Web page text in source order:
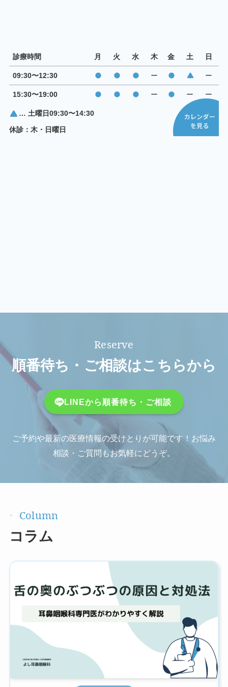
診療時間 月 火 水 木 金 土 日
09:30〜12:30 ー ー
15:30〜19:00 ー ー ー
… 土曜日09:30〜14:30
休診：木・日曜日
順番待ち・ご相談はこちらから
LINEから順番待ち・ご相談
ご予約や最新の医療情報の受けとりが可能です！お悩み
相談・ご質問もお気軽にどうぞ。
コラム